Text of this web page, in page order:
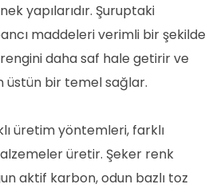
yapılarıdır. Şuruptaki
maddeleri verimli bir şekilde
daha saf hale getirir ve
üstün bir temel sağlar.
üretim yöntemleri, farklı
üretir. Şeker renk
aktif karbon, odun bazlı toz